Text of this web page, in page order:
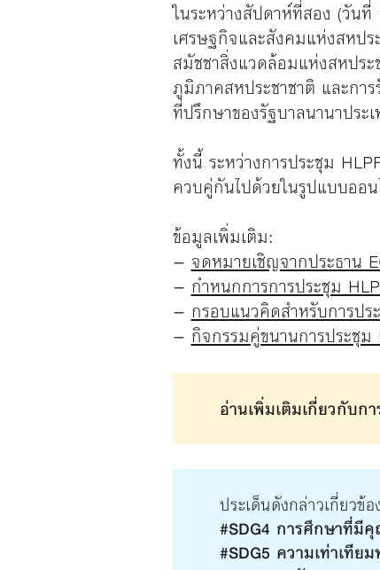
ในระหว่างสัปดาห์ที่สอง (วัน
เศรษฐกิจและสังคมแห่งสหป
สมัชชาสิ่งแวดล้อมแห่งสหปร
ภูมิภาคสหประชาชาติ และกา
ที่ปรึกษาของรัฐบาลนานาปร
ทั้งนี้ ระหว่างการประชุม
ควบคู่กันไปด้วยในรูปแบบออ
ข้อมูลเพิ่มเติม:
–จดหมายเชิญจากประธาน
–กำหนกการการประชุม
–กรอบแนวคิดสำหรับการปร
–กิจกรรมคู่ขนานการประชุม
อ่านเพิ่มเติมเกี่ยวกับก
ประเด็นดังกล่าวเกี่ยวข้
#SDG4 การศึกษาที่มี
#SDG5 ความเท่าเทีย